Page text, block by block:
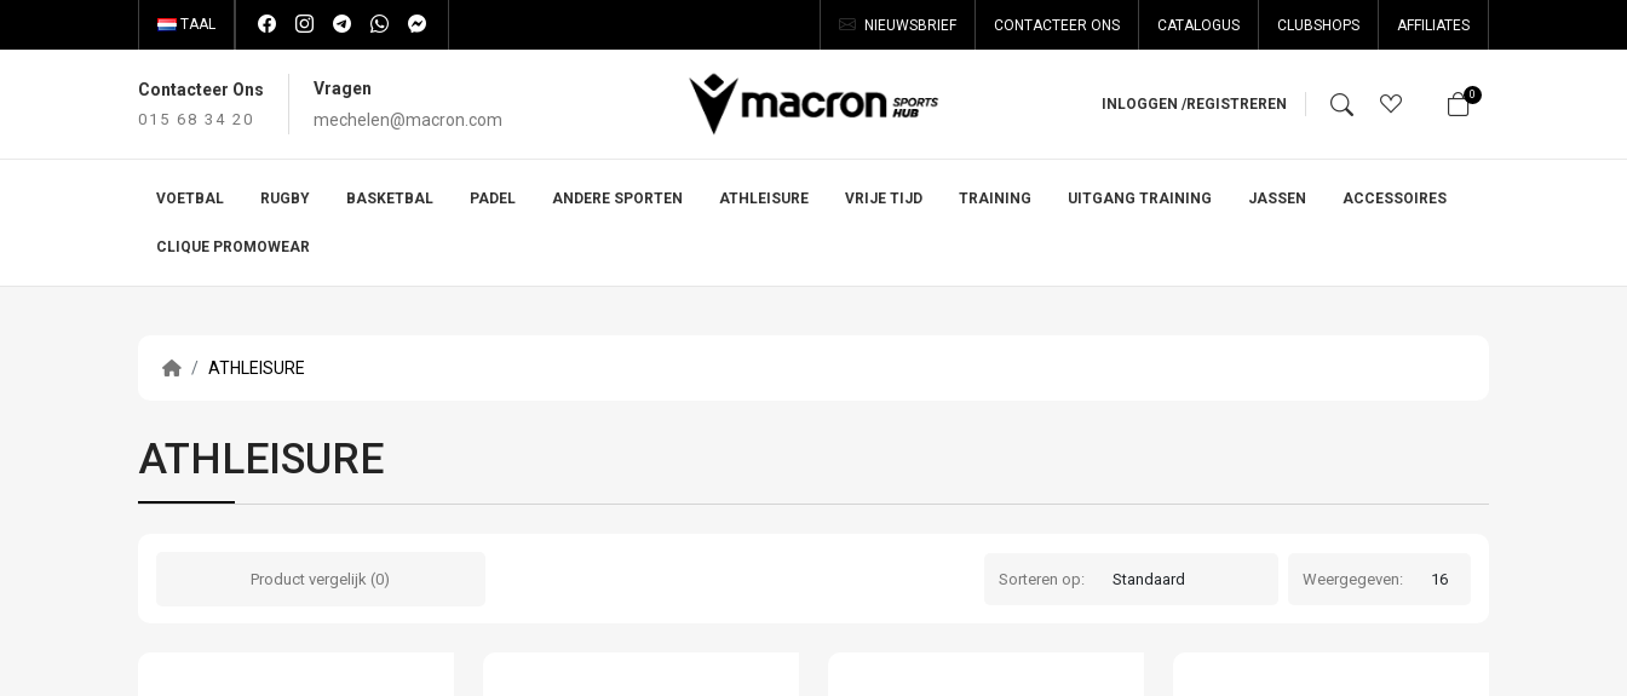
TAAL NIEUWSBRIEF CONTACTEER ONS CATALOGUS CLUBSHOPS AFFILIATES
Contacteer Ons
015 68 34 20
Vragen
mechelen@macron.com
INLOGGEN /REGISTREREN
0
VOETBAL RUGBY BASKETBAL PADEL ANDERE SPORTEN ATHLEISURE VRIJE TIJD TRAINING UITGANG TRAINING JASSEN ACCESSOIRES
CLIQUE PROMOWEAR
ATHLEISURE
ATHLEISURE
Product vergelijk (0) Sorteren op: Weergegeven: